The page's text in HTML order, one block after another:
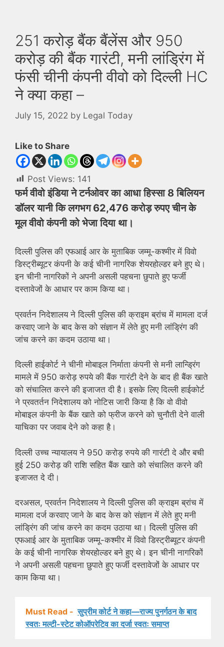
251 करोड़ बैंक बैंलेंस और 950
करोड़ की बैंक गारंटी, मनी लांड्रिंग में
फंसी चीनी कंपनी वीवो को दिल्ली HC
ने क्या कहा –
July 15, 2022 by Legal Today
Like to Share
Post Views: 141
फर्म वीवो इंडिया ने टर्नओवर का आधा हिस्‍सा 8 बिलियन
डॉलर यानी कि लगभग 62,476 करोड़ रुपए चीन के
मूल वीवो कंपनी को भेजा दिया था।
दिल्ली पुलिस की एफआई आर के मुताबिक जम्मू-कश्मीर में विवो
डिस्ट्रीब्यूटर कंपनी के कई चीनी नागरिक शेयरहोल्डर बने हुए थे।
इन चीनी नागरिकों ने अपनी असली पहचना छुपाते हुए फर्जी
दस्तावेजों के आधार पर काम किया था।
प्रवर्तन निदेशालय ने दिल्ली पुलिस की क्राइम ब्रांच में मामला दर्ज
करवाए जाने के बाद केस को संज्ञान में लेते हुए मनी लांड्रिंग की
जांच करने का कदम उठाया था।
दिल्ली हाईकोर्ट ने चीनी मोबाइल निर्माता कंपनी से मनी लान्ड्रिंग
मामले में 950 करोड़ रुपये की बैंक गारंटी देने के बाद ही बैंक खाते
को संचालित करने की इजाजत दी है। इसके लिए दिल्ली हाईकोर्ट
ने प्रवतर्तन निदेशालय को नोटिस जारी किया है कि वो वीवो
मोबाइल कंपनी के बैंक खाते को फ्रीज करने को चुनौती देने वाली
याचिका पर जवाब देने को कहा है।
दिल्ली उच्च न्यायालय ने 950 करोड़ रुपये की गारंटी दे और बची
हुई 250 करोड़ की राशि सहित बैंक खाते को संचालित करने की
इजाजत दे दी।
दरअसल, प्रवर्तन निदेशालय ने दिल्ली पुलिस की क्राइम ब्रांच में
मामला दर्ज करवाए जाने के बाद केस को संज्ञान में लेते हुए मनी
लांड्रिंग की जांच करने का कदम उठाया था। दिल्ली पुलिस की
एफआई आर के मुताबिक जम्मू-कश्मीर में विवो डिस्ट्रीब्यूटर कंपनी
के कई चीनी नागरिक शेयरहोल्डर बने हुए थे। इन चीनी नागरिकों
ने अपनी असली पहचना छुपाते हुए फर्जी दस्तावेजों के आधार पर
काम किया था।
Must Read - सुप्रीम कोर्ट ने कहा—राज्य पुनर्गठन के बाद
स्वतः मल्टी-स्टेट कोऑपरेटिव का दर्जा स्वतः समाप्त